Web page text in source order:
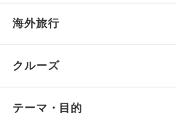
海外旅行
クルーズ
テーマ・目的